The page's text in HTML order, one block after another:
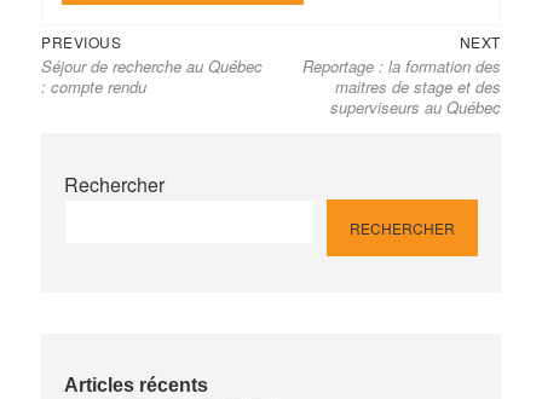
Navigation
de
l’article
PREVIOUSPrevious
post:
Séjour de recherche au Québec
: compte rendu
NEXTNext
post:
Reportage : la formation des
maitres de stage et des
superviseurs au Québec
Rechercher
RECHERCHER
Articles récents